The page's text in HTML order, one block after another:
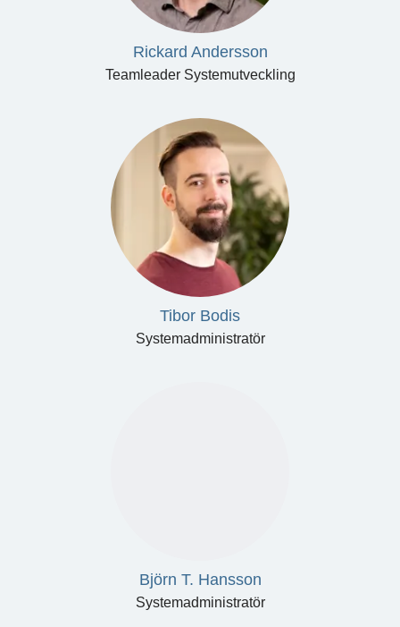
Rickard Andersson
Teamleader Systemutveckling
Tibor Bodis
Systemadministratör
Björn T. Hansson
Systemadministratör